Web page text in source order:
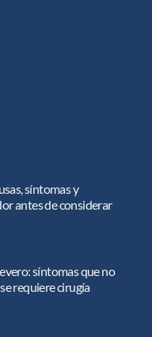
síntomas y
antes de considerar
síntomas que no
requiere cirugía